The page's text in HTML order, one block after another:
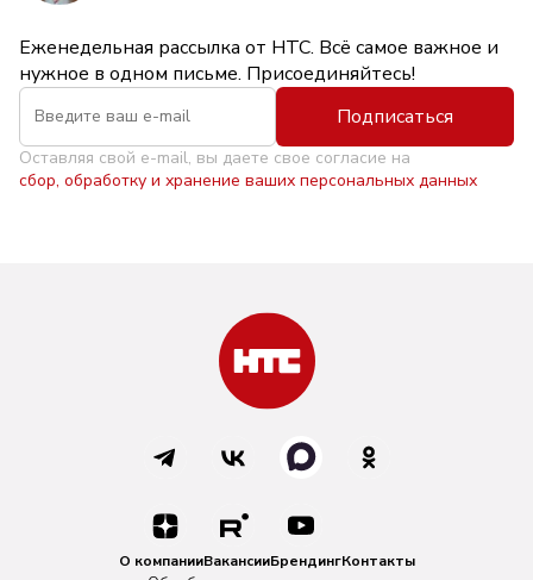
Еженедельная рассылка от НТС. Всё самое важное и
нужное в одном письме. Присоединяйтесь!
Подписаться
Оставляя свой e-mail, вы даете свое согласие на
сбор, обработку и хранение ваших персональных данных
О компанииВакансииБрендингКонтакты